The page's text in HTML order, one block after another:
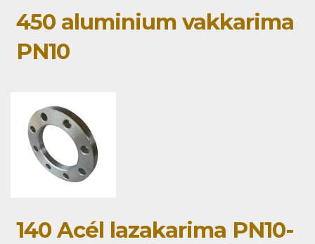
450 aluminium vakkarima
PN10
140 Acél lazakarima PN10-